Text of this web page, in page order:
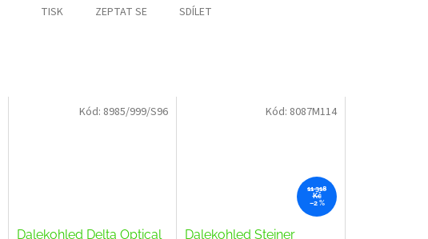
TISK ZEPTAT SE SDÍLET
Dalekohled Delta Optical
Kód: 8985/999/S96
11 318
Kč
–2 %
Dalekohled Steiner
Kód: 8087M114